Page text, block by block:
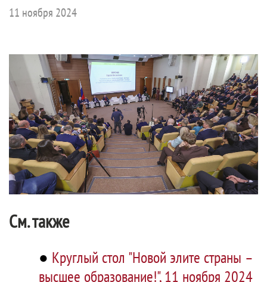
11 ноября 2024
См. также
● Круглый стол "Новой элите страны –
высшее образование!", 11 ноября 2024